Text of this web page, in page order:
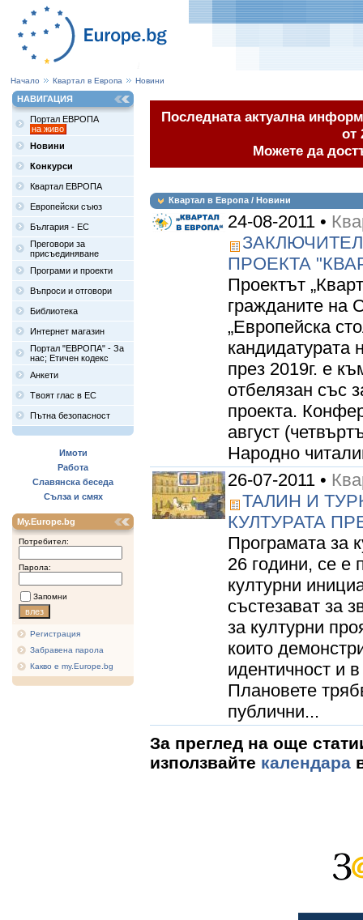
Начало Квартал в Европа Новини
НАВИГАЦИЯ
Портал ЕВРОПА
на живо
Новини
Конкурси
Квартал ЕВРОПА
Европейски съюз
България - ЕС
Преговори за
присъединяване
Програми и проекти
Въпроси и отговори
Библиотека
Интернет магазин
Портал "ЕВРОПА" - За
нас; Етичен кодекс
Анкети
Твоят глас в ЕС
Пътна безопасност
Имоти
Работа
Славянска беседа
Сълза и смях
My.Europe.bg
Потребител:
Парола:
Запомни
Регистрация
Забравена парола
Какво е my.Europe.bg
Последната актуална
от
Можете да
Квартал в Европа / Новини
24-08-2011 •
ПРОЕКТА
Проектът
гражданите на
„Европейска
кандидатурата
през 2019г. е
отбелязан със
проекта.
август
Народно
26-07-2011 •
ТАЛИН И
КУЛТУРАТА
Програмата за
26 години, се е
културни
състезават за
за културни
които
идентичност и
Плановете
публични...
За преглед на още
използвайте календара